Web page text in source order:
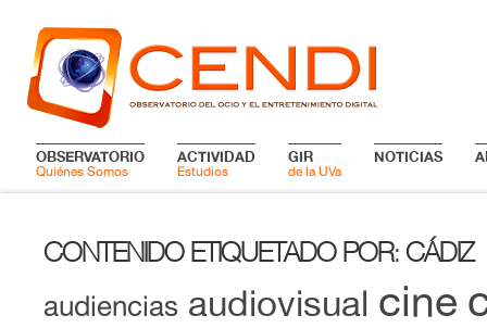
OBSERVATORIO
Quiénes Somos
ACTIVIDAD
Estudios
GIR
de la UVa
NOTICIAS
CONTENIDO ETIQUETADO POR: CÁDIZ
audiencias audiovisual cine